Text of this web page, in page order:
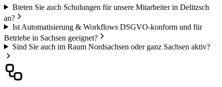
Bieten Sie auch Schulungen für unsere Mitarbeiter in Delitzsch
an?
Ist Automatisierung & Workflows DSGVO-konform und für
Betriebe in Sachsen geeignet?
Sind Sie auch im Raum Nordsachsen oder ganz Sachsen aktiv?